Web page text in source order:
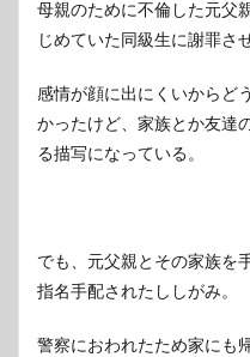
母親のために不倫した元父
じめていた同級生に謝罪さ
感情が顔に出にくいからど
かったけど、家族とか友達
る描写になっている。
でも、元父親とその家族を
指名手配されたししがみ。
警察におわれたため家にも